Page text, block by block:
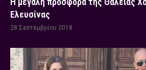
Ελευσίνας
28 Σεπτεμβρίου 2018